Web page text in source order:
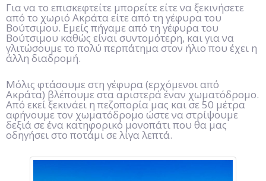
Για να το επισκεφτείτε μπορείτε είτε να ξεκινήσετε
από το χωριό Ακράτα είτε από τη γέφυρα του
Βούτσιμου. Εμείς πήγαμε από τη γέφυρα του
Βούτσιμου καθώς είναι συντομότερη, και για να
γλιτώσουμε το πολύ περπάτημα στον ήλιο που έχει η
άλλη διαδρομή.
Μόλις φτάσουμε στη γέφυρα (ερχόμενοι από
Ακράτα) βλέπουμε στα αριστερά έναν χωματόδρομο.
Από εκεί ξεκινάει η πεζοπορία μας και σε 50 μέτρα
αφήνουμε τον χωματόδρομο ώστε να στρίψουμε
δεξιά σε ένα κατηφορικό μονοπάτι που θα μας
οδηγήσει στο ποτάμι σε λίγα λεπτά.